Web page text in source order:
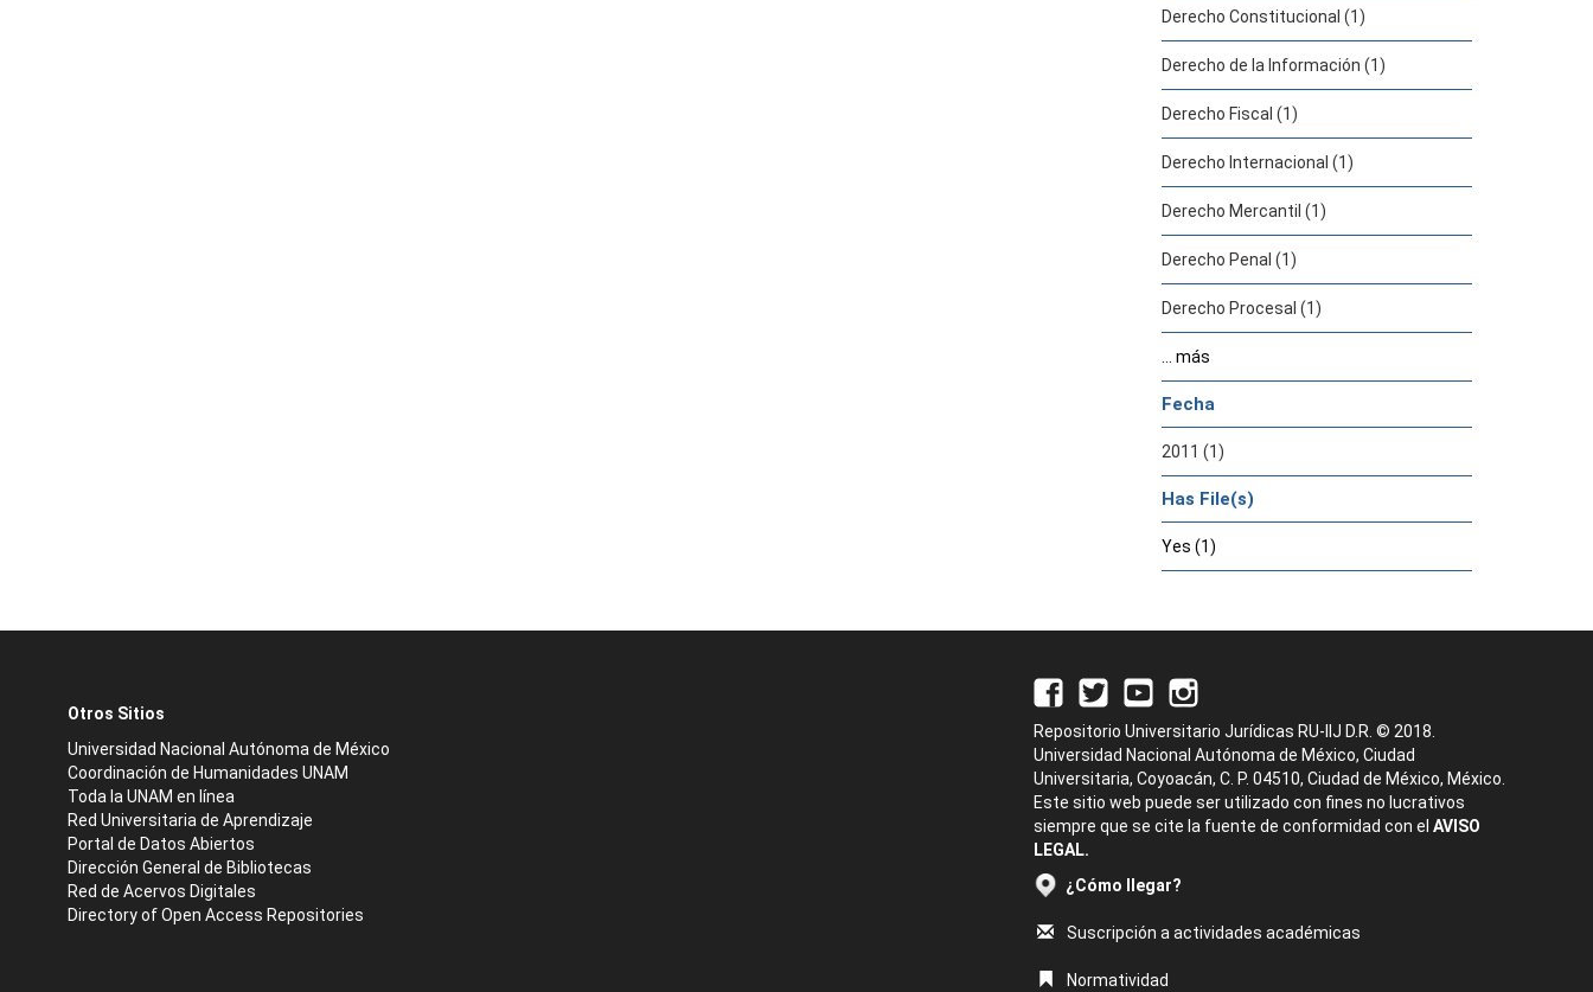
Derecho Constitucional (1)
Derecho de la Información (1)
Derecho Fiscal (1)
Derecho Internacional (1)
Derecho Mercantil (1)
Derecho Penal (1)
Derecho Procesal (1)
... más
Fecha
2011 (1)
Has File(s)
Yes (1)
Otros Sitios
Universidad Nacional Autónoma de México
Coordinación de Humanidades UNAM
Toda la UNAM en línea
Red Universitaria de Aprendizaje
Portal de Datos Abiertos
Dirección General de Bibliotecas
Red de Acervos Digitales
Directory of Open Access Repositories
Repositorio Universitario Jurídicas RU-IIJ D.R. © 2018.
Universidad Nacional Autónoma de México, Ciudad
Universitaria, Coyoacán, C. P. 04510, Ciudad de México, México.
Este sitio web puede ser utilizado con fines no lucrativos
siempre que se cite la fuente de conformidad con el AVISO
LEGAL.
¿Cómo llegar?
Suscripción a actividades académicas
Normatividad